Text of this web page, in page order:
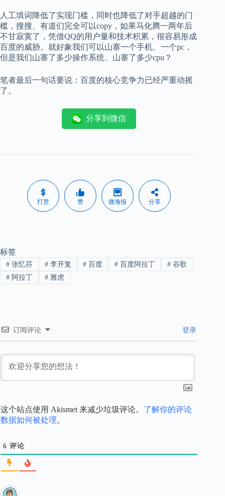
人工填词降低了实现门槛，同时也降低了对手超越的门
槛，搜搜、有道们完全可以copy，如果马化腾一两年后
不甘寂寞了，凭借QQ的用户量和技术积累，很容易形成
百度的威胁。就好象我们可以山寨一个手机、一个pc，
但是我们山寨了多少操作系统、山寨了多少cpu？
笔者最后一句话要说：百度的核心竞争力已经严重动摇
了。
分享到微信
打赏 赞 微海报 分享
标签
#张忆芬 #李开复 # 百度 # 百度阿拉丁 # 谷歌
#阿拉丁 #雅虎
订阅评论 登录
这个站点使用 Akismet 来减少垃圾评论。 了解你的评论
数据如何被处理。
6 评论